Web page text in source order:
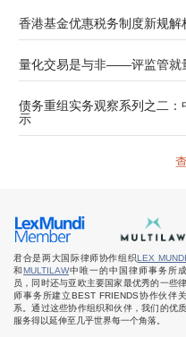
香港基金优惠税务制度新规解
量化交易是与非——评监管就
债务重组实务观察系列之二
示
君合是两大国际律师协作组织LEX MUNDI
和MULTILAW中唯一的中国律师事务所成
员，同时还与亚欧主要国家最优秀的一些律
师事务所建立BEST FRIENDS协作伙伴关
系。通过这些协作组织和伙伴，我们的优质
服务得以延伸至几乎世界每一个角落。